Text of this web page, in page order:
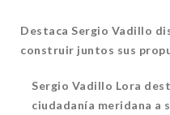
Destaca Sergio Vadillo
construir juntos sus
Sergio Vadillo Lora
ciudadanía meridana a